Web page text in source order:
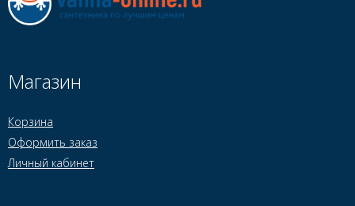
Магазин
Корзина
Оформить заказ
Личный кабинет